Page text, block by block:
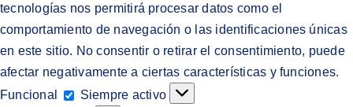
tecnologías nos permitirá procesar datos como el
comportamiento de navegación o las identificaciones únicas
en este sitio. No consentir o retirar el consentimiento, puede
afectar negativamente a ciertas características y funciones.
Funcional
Funcional
Siempre activo